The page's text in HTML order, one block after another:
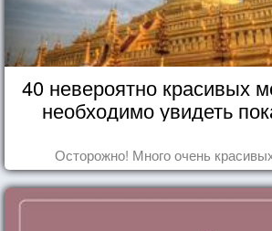
40 невероятно красивых
необходимо увидеть
Осторожно! Много очень